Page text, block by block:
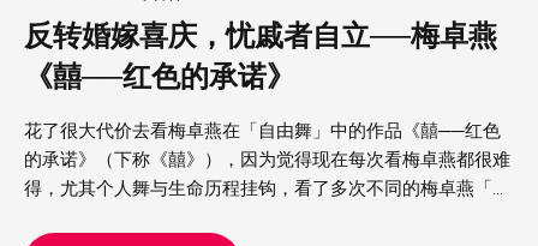
反转婚嫁喜庆，忧戚者自立──梅卓燕
《囍──红色的承诺》
花了很大代价去看梅卓燕在「自由舞」中的作品《囍──红色
的承诺》（下称《囍》），因为觉得现在每次看梅卓燕都很难
得，尤其个人舞与生命历程挂钩，看了多次不同的梅卓燕「日